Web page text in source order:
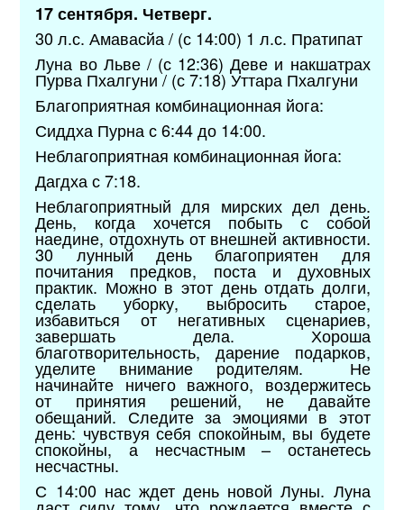
17 сентября. Четверг.
30 л.с. Амавасйа / (с 14:00) 1 л.с. Пратипат
Луна во Льве / (с 12:36) Деве и накшатрах
Пурва Пхалгуни / (с 7:18) Уттара Пхалгуни
Благоприятная комбинационная йога:
Сиддха Пурна с 6:44 до 14:00.
Неблагоприятная комбинационная йога:
Дагдха с 7:18.
Неблагоприятный для мирских дел день.
День, когда хочется побыть с собой
наедине, отдохнуть от внешней активности.
30 лунный день благоприятен для
почитания предков, поста и духовных
практик. Можно в этот день отдать долги,
сделать уборку, выбросить старое,
избавиться от негативных сценариев,
завершать дела. Хороша
благотворительность, дарение подарков,
уделите внимание родителям. Не
начинайте ничего важного, воздержитесь
от принятия решений, не давайте
обещаний. Следите за эмоциями в этот
день: чувствуя себя спокойным, вы будете
спокойны, а несчастным – останетесь
несчастны.
С 14:00 нас ждет день новой Луны. Луна